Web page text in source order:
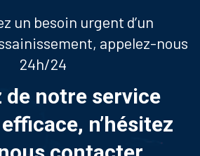
un besoin urgent d’un
appelez-nous
24h/24
de notre service
n’hésitez